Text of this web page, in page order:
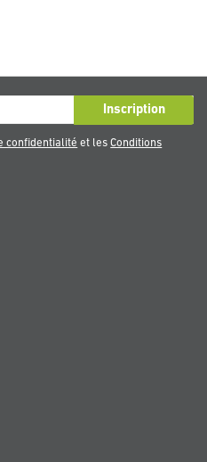
Inscription
confidentialité et lesConditions